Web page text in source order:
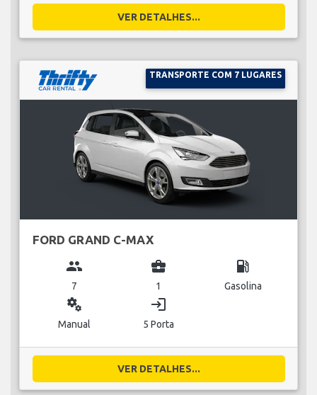
VER DETALHES...
TRANSPORTE COM 7 LUGARES
FORD GRAND C-MAX
group
7
business_center
1
local_gas_station
Gasolina
miscellaneous_services
Manual
login
5 Porta
VER DETALHES...